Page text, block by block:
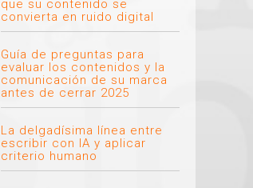
que su contenido se
convierta en ruido digital
Guía de preguntas para
evaluar los contenidos y la
comunicación de su marca
antes de cerrar 2025
La delgadísima línea entre
escribir con IA y aplicar
criterio humano